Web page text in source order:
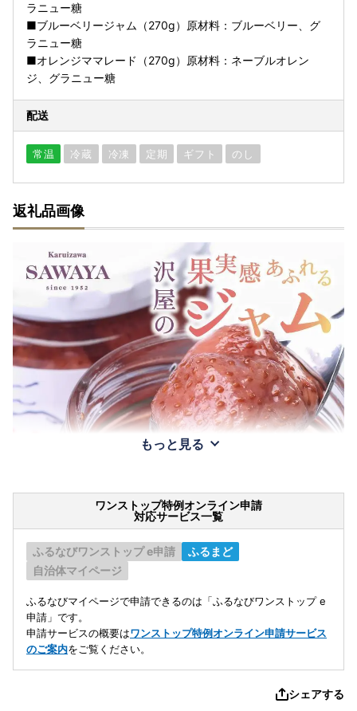
ラニュー糖
■ブルーベリージャム（270g）原材料：ブルーベリー、グ
ラニュー糖
■オレンジママレード（270g）原材料：ネーブルオレン
ジ、グラニュー糖
配送
常温 冷蔵 冷凍 定期 ギフト のし
返礼品画像
もっと見る
ワンストップ特例オンライン申請
対応サービス一覧
ふるなびワンストップ e申請
ふるまど
自治体マイページ
ふるなびマイページで申請できるのは「ふるなびワンストップ e
申請」です。
申請サービスの概要はワンストップ特例オンライン申請サービス
のご案内をご覧ください。
シェアする